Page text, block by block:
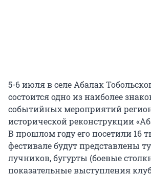
5-6 июля в селе Абалак
состоится одно из наиболее
событийных мероприятий
исторической реконструкции
В прошлом году его посетили 16
фестивале будут представлены
лучников, бугурты (боевые
показательные выступления